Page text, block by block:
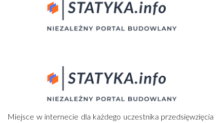
Miejsce w internecie dla każdego uczestnika przedsięwzięcia